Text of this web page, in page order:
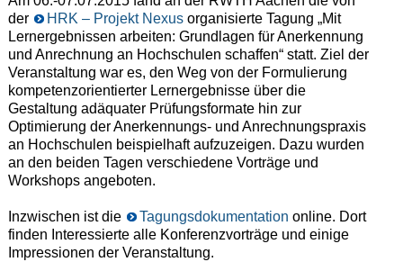
der
HRK – Projekt Nexusorganisierte Tagung „Mit
Lernergebnissen arbeiten: Grundlagen für Anerkennung
und Anrechnung an Hochschulen schaffen“ statt. Ziel der
Veranstaltung war es, den Weg von der Formulierung
kompetenzorientierter Lernergebnisse über die
Gestaltung adäquater Prüfungsformate hin zur
Optimierung der Anerkennungs- und Anrechnungspraxis
an Hoch­schulen beispielhaft aufzuzeigen. Dazu wurden
an den beiden Tagen verschiedene Vorträge und
Workshops angeboten.
Inzwischen ist die Tagungsdokumentation online. Dort
finden Interessierte alle Konferenzvorträge und einige
Impressionen der Veranstaltung.